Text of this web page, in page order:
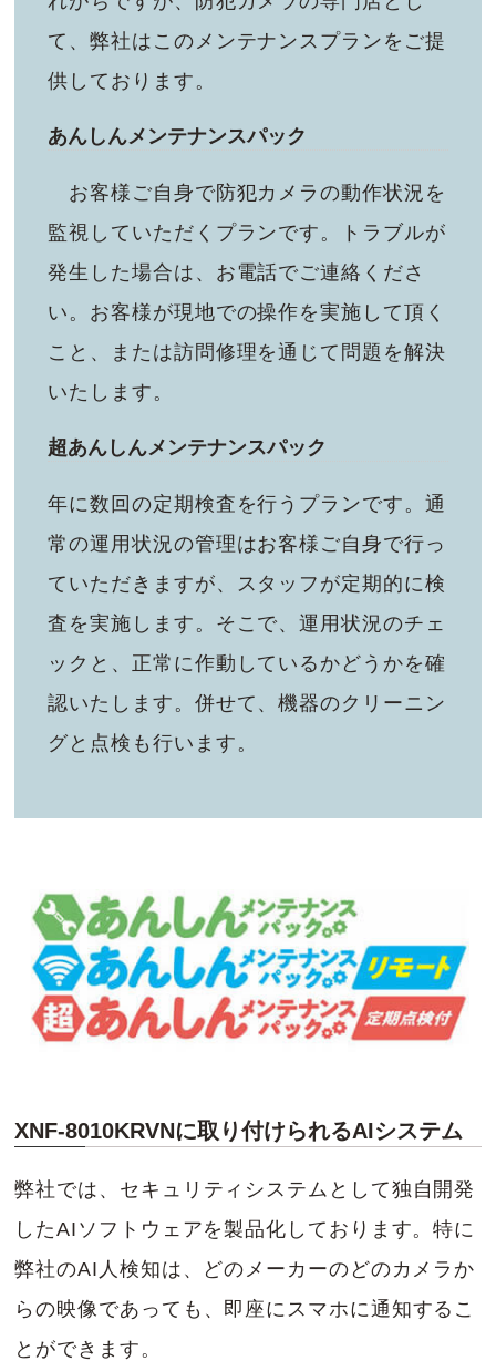
て、弊社はこのメンテナンスプランをご提
供しております。
あんしんメンテナンスパック
お客様ご自身で防犯カメラの動作状況を
監視していただくプランです。トラブルが
発生した場合は、お電話でご連絡くださ
い。お客様が現地での操作を実施して頂く
こと、または訪問修理を通じて問題を解決
いたします。
超あんしんメンテナンスパック
年に数回の定期検査を行うプランです。通
常の運用状況の管理はお客様ご自身で行っ
ていただきますが、スタッフが定期的に検
査を実施します。そこで、運用状況のチェ
ックと、正常に作動しているかどうかを確
認いたします。併せて、機器のクリーニン
グと点検も行います。
XNF-8010KRVNに取り付けられるAIシステム
弊社では、セキュリティシステムとして独自開発
したAIソフトウェアを製品化しております。特に
弊社のAI人検知は、どのメーカーのどのカメラか
らの映像であっても、即座にスマホに通知するこ
とができます。